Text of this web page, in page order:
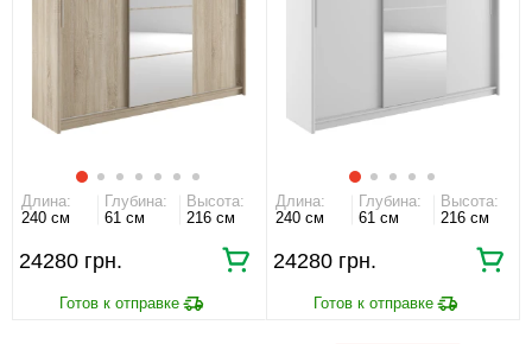
Длина:
240 см
Глубина:
61 см
Высота:
216 см
24280
Длина:
240 см
Глубина:
61 см
Высота:
216 см
24280